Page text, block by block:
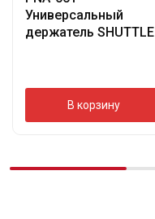
Универсальный
держатель SHUTTLE
В корзину